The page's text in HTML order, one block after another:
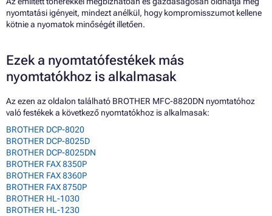
nyomtatási igényeit, mindezt anélkül, hogy kompromisszumot kellene
kötnie a nyomatok minőségét illetően.
Ezek a nyomtatófestékek más
nyomtatókhoz is alkalmasak
Az ezen az oldalon található BROTHER MFC-8820DN nyomtatóhoz
való festékek a következő nyomtatókhoz is alkalmasak:
BROTHER DCP-8020
BROTHER DCP-8025D
BROTHER DCP-8025DN
BROTHER FAX 8350P
BROTHER FAX 8360P
BROTHER FAX 8750P
BROTHER HL-1030
BROTHER HL-1230